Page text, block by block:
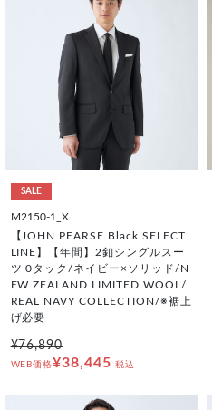
SALE
M2150-1_X
【JOHN PEARSE Black SELECT
LINE】【年間】2釦シングルスー
ツ 0タック/ネイビー×ソリッド/N
EW ZEALAND LIMITED WOOL/
REAL NAVY COLLECTION/※裾上
げ必要
¥76,890
WEB価格¥38,445 税込